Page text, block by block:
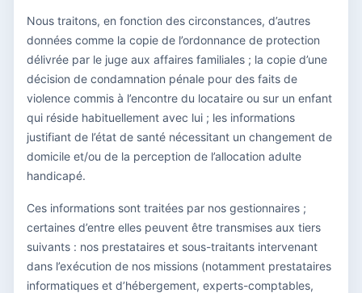
Nous traitons, en fonction des circonstances, d’autres
données comme la copie de l’ordonnance de protection
délivrée par le juge aux affaires familiales ; la copie d’une
décision de condamnation pénale pour des faits de
violence commis à l’encontre du locataire ou sur un enfant
qui réside habituellement avec lui ; les informations
justifiant de l’état de santé nécessitant un changement de
domicile et/ou de la perception de l’allocation adulte
handicapé.
Ces informations sont traitées par nos gestionnaires ;
certaines d’entre elles peuvent être transmises aux tiers
suivants : nos prestataires et sous-traitants intervenant
dans l’exécution de nos missions (notamment prestataires
informatiques et d’hébergement, experts-comptables,